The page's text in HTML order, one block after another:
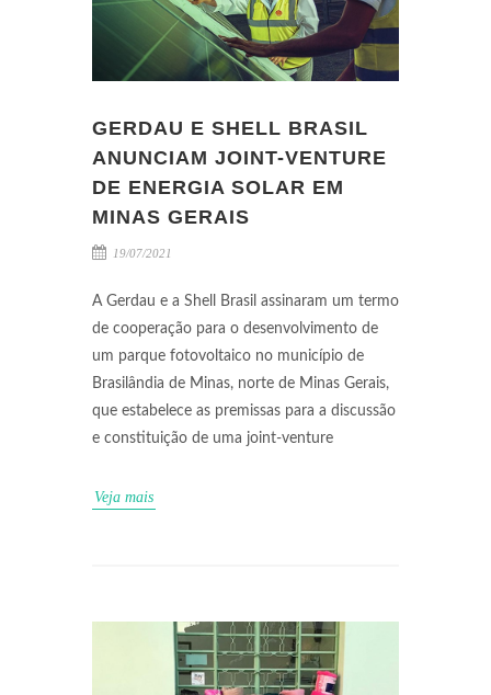
GERDAU E SHELL BRASIL
ANUNCIAM JOINT-VENTURE
DE ENERGIA SOLAR EM
MINAS GERAIS
19/07/2021
A Gerdau e a Shell Brasil assinaram um termo
de cooperação para o desenvolvimento de
um parque fotovoltaico no município de
Brasilândia de Minas, norte de Minas Gerais,
que estabelece as premissas para a discussão
e constituição de uma joint-venture
Veja mais